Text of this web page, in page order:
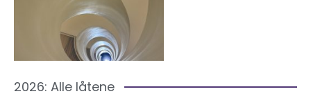
2026: Alle låtene